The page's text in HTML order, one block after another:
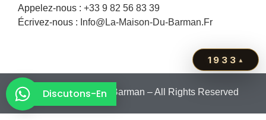
Appelez-nous : +33 9 82 56 83 39
Écrivez-nous : Info@la-Maison-Du-Barman.fr
© 2011 – La Maison du Barman – All Rights Reserved
Discutons-En
1933 ▴